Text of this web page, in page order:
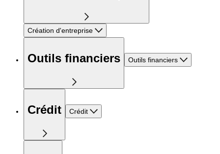
Création d'entreprise
Outils financiers Outils financiers
Crédit Crédit